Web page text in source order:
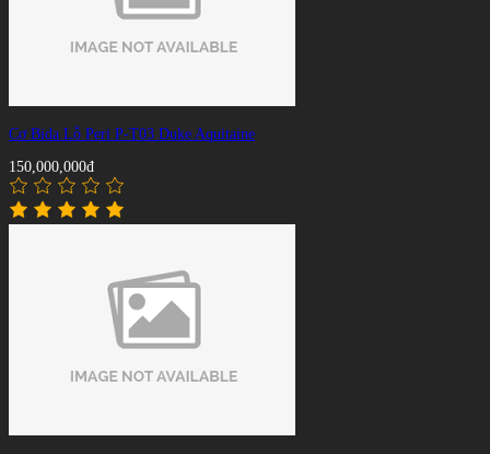
Cơ Bida Lỗ Peri P-T03 Duke Aquitaine
150,000,000đ